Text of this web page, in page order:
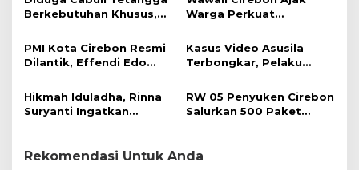
Berkebutuhan Khusus,
Warga Perkuat
Momentum Harjad ke-
599
PMI Kota Cirebon Resmi
Dilantik, Effendi Edo
Bencana
Kasus Video Asusila
Terbongkar, Pelaku
Korban Baru
Hikmah Iduladha, Rinna
Suryanti Ingatkan
RW 05 Penyuken Cirebon
Salurkan 500 Paket
Rekomendasi Untuk Anda